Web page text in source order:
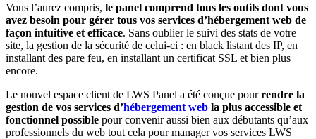
Vous l’aurez compris, le panel comprend tous les outils dont vous
avez besoin pour gérer tous vos services d’hébergement web de
façon intuitive et efficace. Sans oublier le suivi des stats de votre
site, la gestion de la sécurité de celui-ci : en black listant des IP, en
installant des pare feu, en installant un certificat SSL et bien plus
encore.
Le nouvel espace client de LWS Panel a été conçue pourrendre la
gestion de vos services d’hébergement web la plus accessible et
fonctionnel possible pour convenir aussi bien aux débutants qu’aux
professionnels du web tout cela pour manager vos services LWS